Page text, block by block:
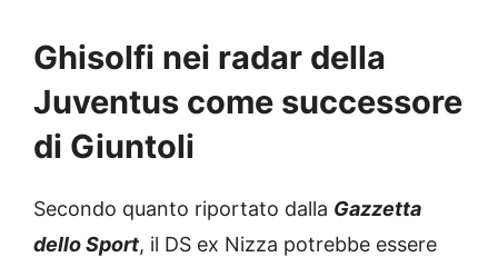
Ghisolfi nei radar della
Juventus come successore
di Giuntoli
Secondo quanto riportato dalla Gazzetta
dello Sport, il DS ex Nizza potrebbe essere